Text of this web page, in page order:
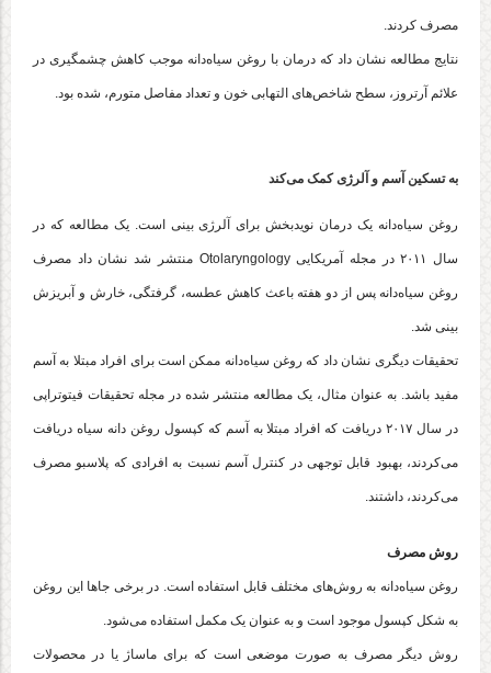
مصرف کردند.
نتایج مطالعه نشان داد که درمان با روغن سیاه‌دانه موجب کاهش چشمگیری در
علائم آرتروز، سطح شاخص‌های التهابی خون و تعداد مفاصل متورم، شده بود.
به تسکین آسم و آلرژی کمک می‌کند
روغن سیاه‌دانه یک درمان نویدبخش برای آلرژی بینی است. یک مطالعه که در
سال ۲۰۱۱ در مجله آمریکایی Otolaryngology منتشر شد نشان داد مصرف
روغن سیاه‌دانه پس از دو هفته باعث کاهش عطسه، گرفتگی، خارش و آبریزش
بینی شد.
تحقیقات دیگری نشان داد که روغن سیاه‌دانه ممکن است برای افراد مبتلا به آسم
مفید باشد. به عنوان مثال، یک مطالعه منتشر شده در مجله تحقیقات فیتوتراپی
در سال ۲۰۱۷ دریافت که افراد مبتلا به آسم که کپسول روغن دانه سیاه دریافت
می‌کردند، بهبود قابل توجهی در کنترل آسم نسبت به افرادی که پلاسبو مصرف
می‌کردند، داشتند.
روش مصرف
روغن سیاه‌دانه به روش‌های مختلف قابل استفاده است. در برخی جاها این روغن
به شکل کپسول موجود است و به عنوان یک مکمل استفاده می‌شود.
روش دیگر مصرف به صورت موضعی است که برای ماساژ یا در محصولات